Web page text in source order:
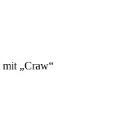
mit „Craw“